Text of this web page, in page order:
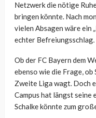
Netzwerk die nötige
bringen könnte. Nach
vielen Absagen wäre ein
echter Befreiungsschlag.
Ob der FC Bayern dem
ebenso wie die Frage,
Zweite Liga wagt. Doch
Campus hat längst seine
Schalke könnte zum